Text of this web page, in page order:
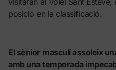
posició en la classificació.
El sènior masculí assoleix
amb una temporada